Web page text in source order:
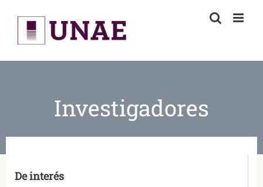
content
Investigadores
De interés